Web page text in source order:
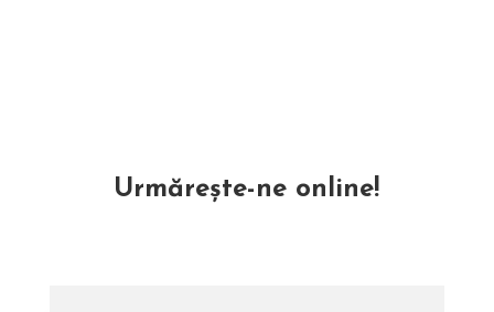
Urmărește-ne online!